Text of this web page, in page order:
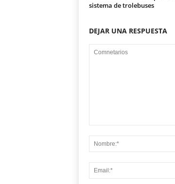
sistema de trolebuses
DEJAR UNA RESPUESTA